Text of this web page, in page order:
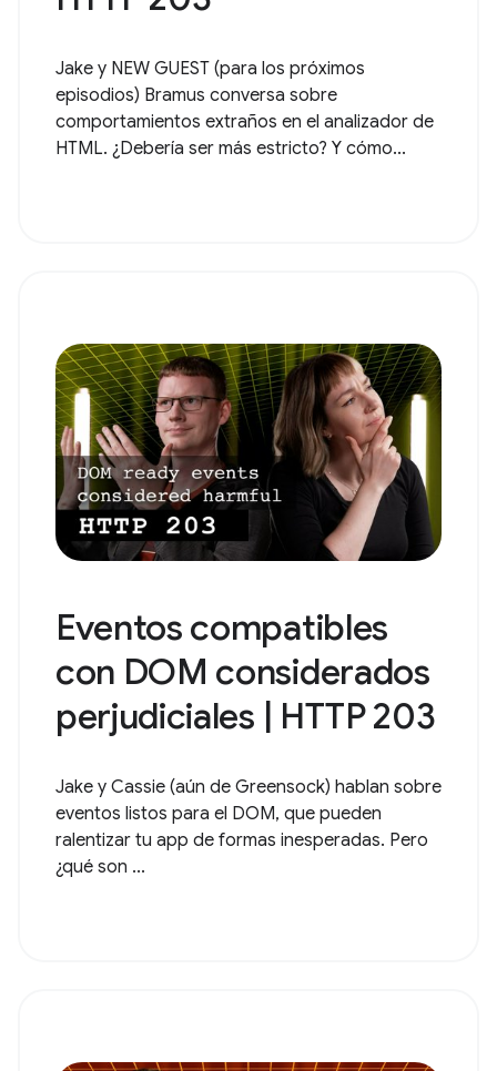
Jake y NEW GUEST (para los próximos
episodios) Bramus conversa sobre
comportamientos extraños en el analizador de
HTML. ¿Debería ser más estricto? Y cómo...
Eventos compatibles
con DOM considerados
perjudiciales | HTTP 203
Jake y Cassie (aún de Greensock) hablan sobre
eventos listos para el DOM, que pueden
ralentizar tu app de formas inesperadas. Pero
¿qué son ...